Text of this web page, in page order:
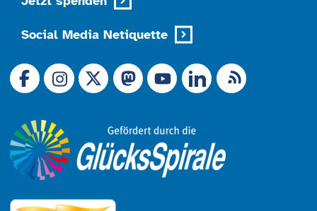
Social Media Netiquette
Link zu X (Ex-Twitter)
RSS-Feed